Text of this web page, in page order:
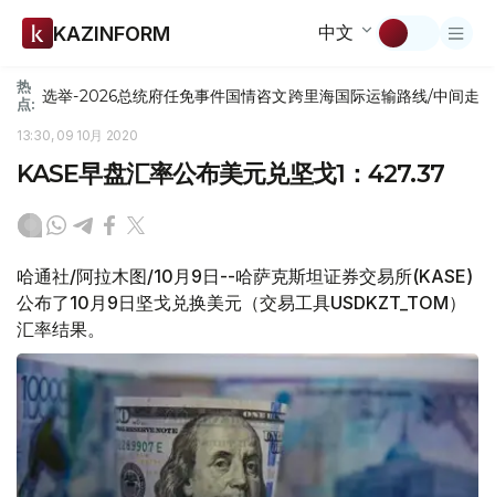
KAZINFORM 中文
热
点: 选举-2026总统府任免事件国情咨文跨里海国际运输路线/中间走廊
13:30, 09 10月 2020
KASE早盘汇率公布美元兑坚戈1：427.37
哈通社/阿拉木图/10月9日--哈萨克斯坦证券交易所(KASE)
公布了10月9日坚戈兑换美元（交易工具USDKZT_TOM）
汇率结果。